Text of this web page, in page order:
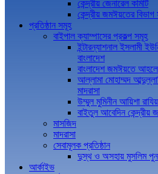
কেন্দ্রীয় জেনারেল কমিটি
কেন্দ্রীয় জমঈয়তের
প্রতিষ্ঠান সমূহ
বাইপাল ক্যাম্পাসের প্রকল্প সমূহ
ইন্টারন্যাশনাল ইসলামী
বাংলাদেশ
বাংলাদেশ জমঈয়তে আহলে
আল্লামা মোহাম্মদ
মাদরাসা
উম্মুল মুমিনীন আয়িশা
বাইতুল আবেদিন কেন্দ্রীয়
মাসজিদ
মাদরাসা
সেবামূলক প্রতিষ্ঠান
দুস্থ ও অসহায় মুসলিম
আর্কাইভ